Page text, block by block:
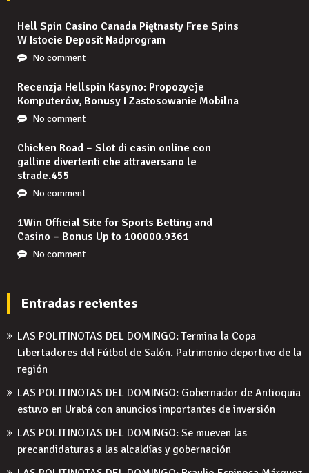
Hell Spin Casino Canada Piętnasty Free Spins
W Istocie Deposit Nadprogram
No comment
Recenzja Hellspin Kasyno: Propozycje
Komputerów, Bonusy I Zastosowanie Mobilna
No comment
Chicken Road – Slot di casin online con
galline divertenti che attraversano le
strade.455
No comment
1Win Official Site for Sports Betting and
Casino – Bonus Up to 100000.9361
No comment
Entradas recientes
LAS POLITINOTAS DEL DOMINGO: Termina la Copa
Libertadores del Fútbol de Salón. Patrimonio deportivo de la
región
LAS POLITINOTAS DEL DOMINGO: Gobernador de Antioquia
estuvo en Urabá con anuncios importantes de inversión
LAS POLITINOTAS DEL DOMINGO: Se mueven las
precandidaturas a las alcaldías y gobernación